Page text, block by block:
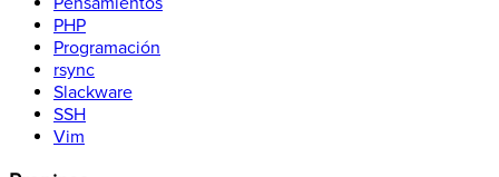
PHP
Programación
rsync
Slackware
SSH
Vim